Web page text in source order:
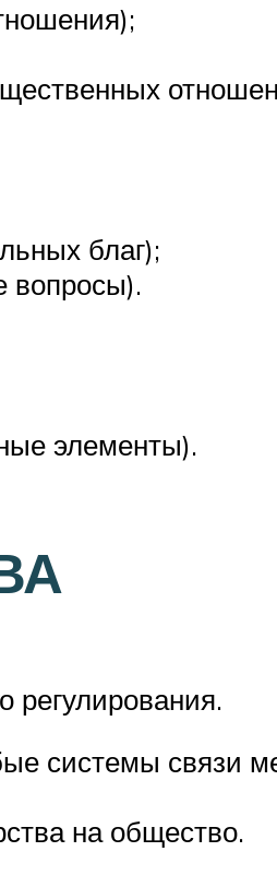
благ);
вопросы).
элементы).
регулирования.
системы связи
на общество.